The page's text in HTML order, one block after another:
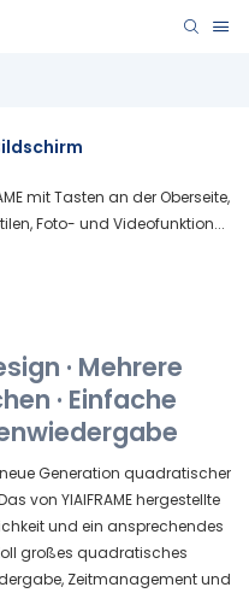
mit Tasten an der Oberseite,
Foto- und Videofunktion...
· Mehrere
· Einfache
neue Generation quadratischer
von YIAIFRAME hergestellte
und ein ansprechendes
großes quadratisches
Zeitmanagement und